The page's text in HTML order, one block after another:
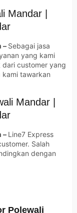
Mandar |
– Sebagai jasa
yang kami
customer yang
kami tawarkan
Mandar |
– Line7 Express
Salah
dengan
Polewali